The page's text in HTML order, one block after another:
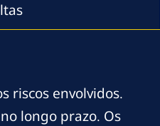
riscos envolvidos.
longo prazo. Os